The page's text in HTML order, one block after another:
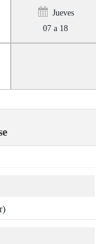
Jueves
07 a 18